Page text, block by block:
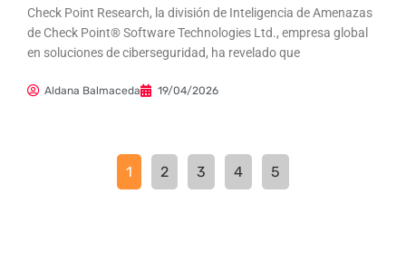
Check Point Research, la división de Inteligencia de Amenazas
de Check Point® Software Technologies Ltd., empresa global
en soluciones de ciberseguridad, ha revelado que
Aldana Balmaceda 19/04/2026
1 2 3 4 5